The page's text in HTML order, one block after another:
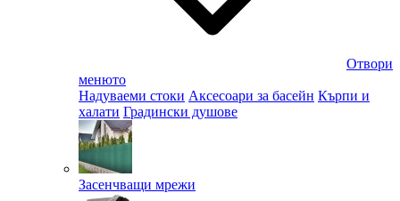
Отвори
менюто
Надуваеми стоки Аксесоари за басейн Кърпи и
халати Градински душове
Засенчващи мрежи